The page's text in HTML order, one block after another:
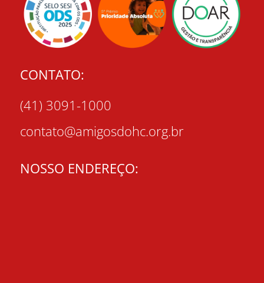
CONTATO:
(41) 3091-1000
contato@amigosdohc.org.br
NOSSO ENDEREÇO: